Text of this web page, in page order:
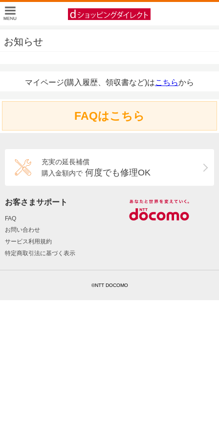
お知らせ
マイページ(購入履歴、領収書など)はこちらから
FAQはこちら
充実の延長補償
購入金額内で 何度でも修理OK
お客さまサポート
FAQ
お問い合わせ
サービス利用規約
特定商取引法に基づく表示
©NTT DOCOMO